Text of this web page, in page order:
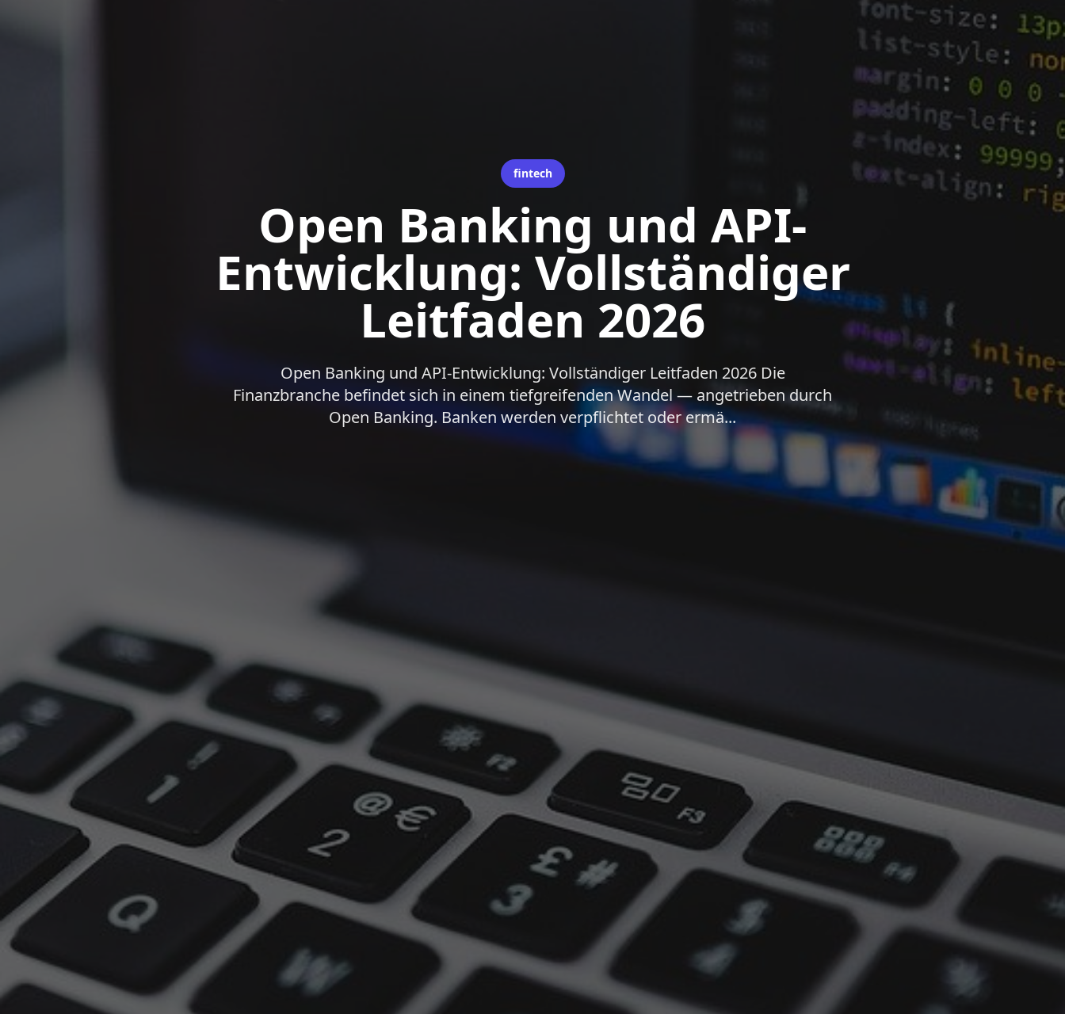
fintech
Open Banking und API-
Entwicklung: Vollständiger
Leitfaden 2026
Open Banking und API-Entwicklung: Vollständiger Leitfaden 2026 Die
Finanzbranche befindet sich in einem tiefgreifenden Wandel — angetrieben durch
Open Banking. Banken werden verpflichtet oder ermä...